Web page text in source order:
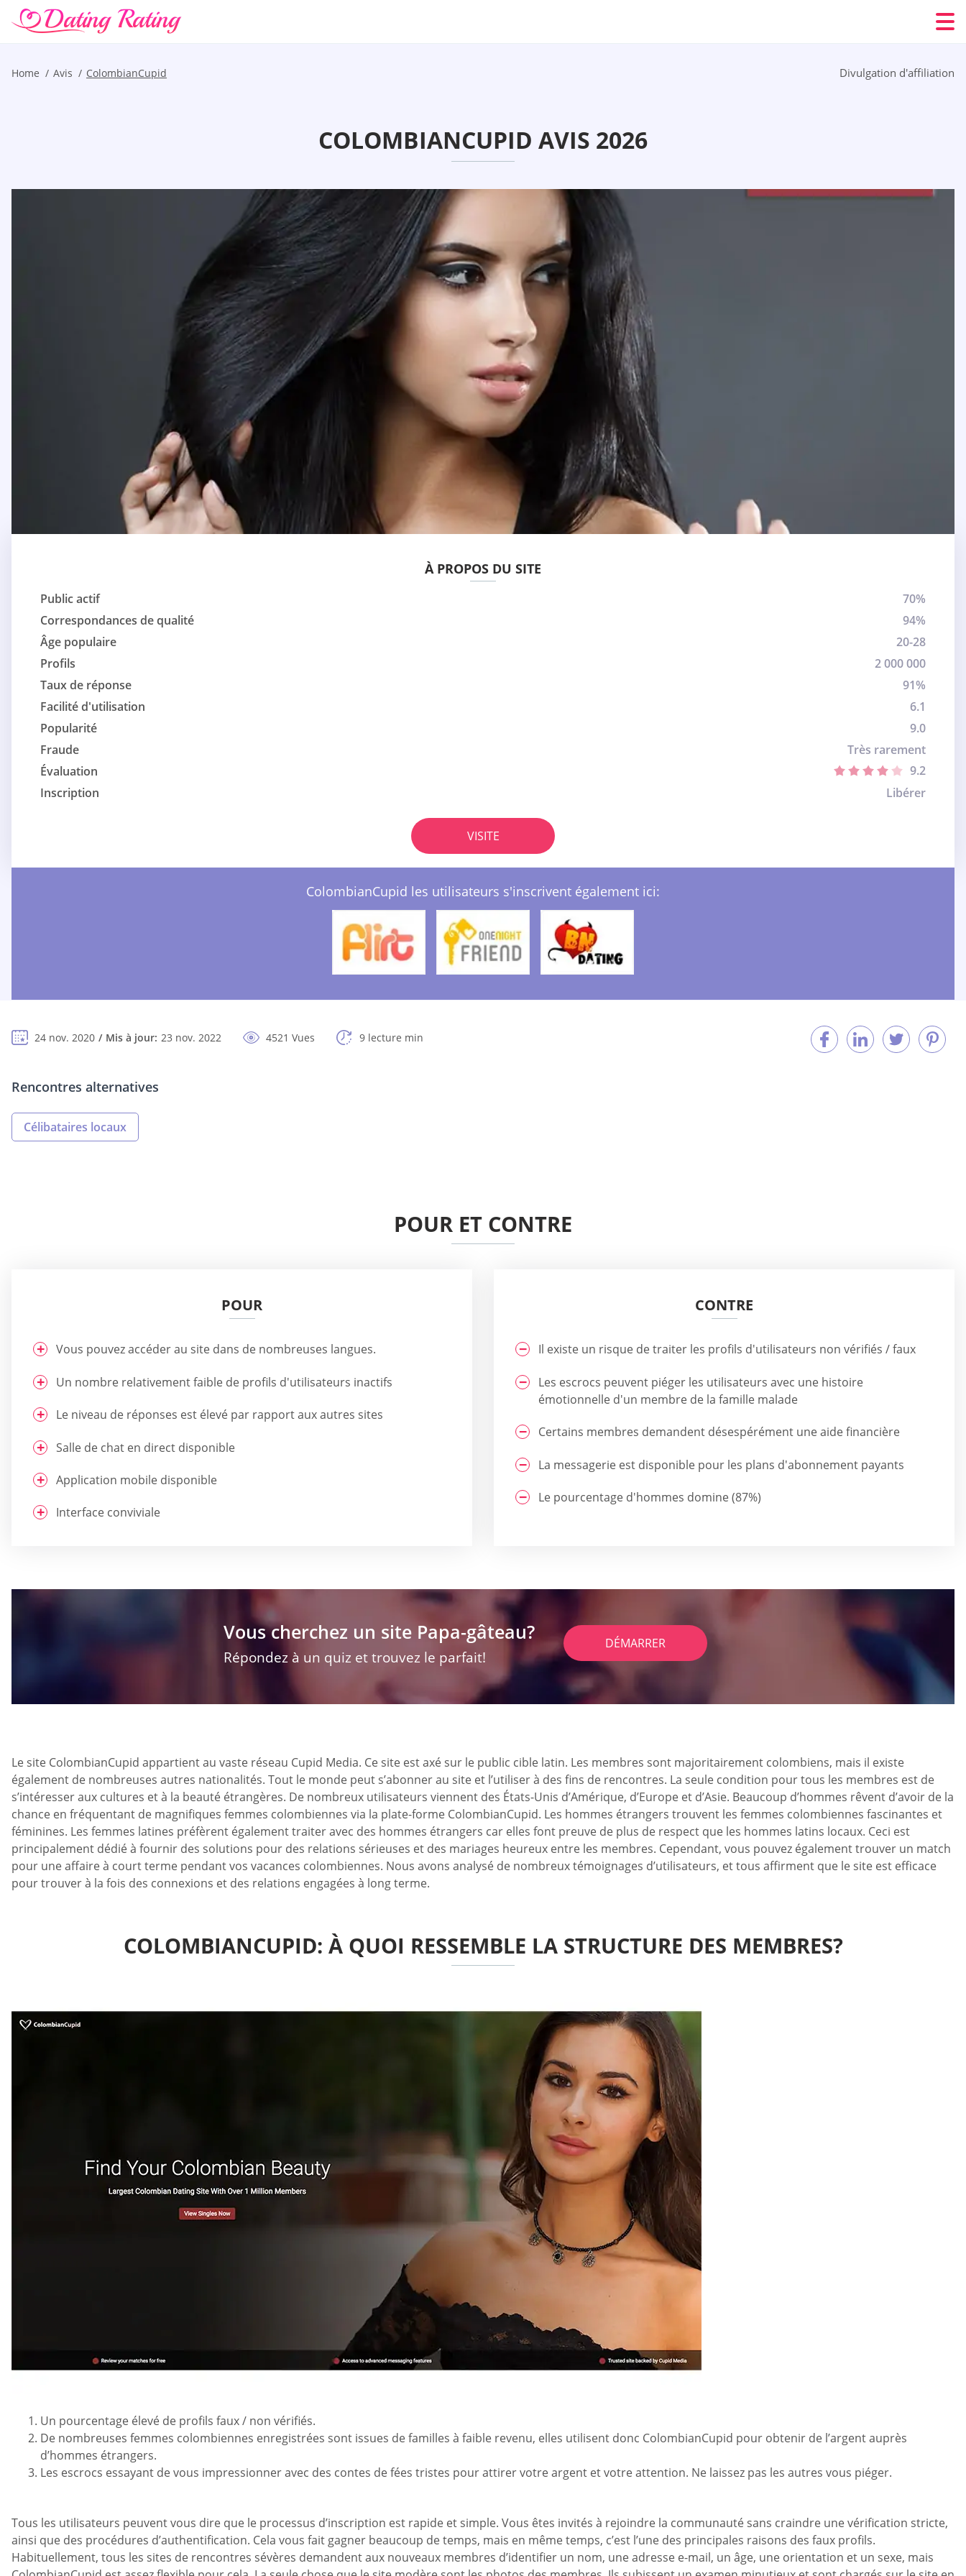
Home Avis ColombianCupid Divulgation d'affiliation
COLOMBIANCUPID AVIS 2026
À PROPOS DU SITE
Public actif
70%
Correspondances de qualité
94%
Âge populaire
20-28
Profils
2 000 000
Taux de réponse
91%
Facilité d'utilisation
6.1
Popularité
9.0
Fraude
Très rarement
Évaluation
9.2
Inscription
Libérer
VISITE
ColombianCupid les utilisateurs s'inscrivent également ici:
24 nov. 2020 Mis à jour: 23 nov. 2022 4521 Vues 9 lecture min
Rencontres alternatives
Célibataires locaux
POUR ET CONTRE
POUR
Vous pouvez accéder au site dans de nombreuses langues.
Un nombre relativement faible de profils d'utilisateurs inactifs
Le niveau de réponses est élevé par rapport aux autres sites
Salle de chat en direct disponible
Application mobile disponible
Interface conviviale
CONTRE
Il existe un risque de traiter les profils d'utilisateurs non vérifiés / faux
Les escrocs peuvent piéger les utilisateurs avec une histoire
émotionnelle d'un membre de la famille malade
Certains membres demandent désespérément une aide financière
La messagerie est disponible pour les plans d'abonnement payants
Le pourcentage d'hommes domine (87%)
Vous cherchez un site Papa-gâteau?
Répondez à un quiz et trouvez le parfait!
DÉMARRER
Le site ColombianCupid appartient au vaste réseau Cupid Media. Ce site est axé sur le public cible latin. Les membres sont majoritairement colombiens, mais il existe
également de nombreuses autres nationalités. Tout le monde peut s’abonner au site et l’utiliser à des fins de rencontres. La seule condition pour tous les membres est de
s’intéresser aux cultures et à la beauté étrangères. De nombreux utilisateurs viennent des États-Unis d’Amérique, d’Europe et d’Asie. Beaucoup d’hommes rêvent d’avoir de la
chance en fréquentant de magnifiques femmes colombiennes via la plate-forme ColombianCupid. Les hommes étrangers trouvent les femmes colombiennes fascinantes et
féminines. Les femmes latines préfèrent également traiter avec des hommes étrangers car elles font preuve de plus de respect que les hommes latins locaux. Ceci est
principalement dédié à fournir des solutions pour des relations sérieuses et des mariages heureux entre les membres. Cependant, vous pouvez également trouver un match
pour une affaire à court terme pendant vos vacances colombiennes. Nous avons analysé de nombreux témoignages d’utilisateurs, et tous affirment que le site est efficace
pour trouver à la fois des connexions et des relations engagées à long terme.
COLOMBIANCUPID: À QUOI RESSEMBLE LA STRUCTURE DES MEMBRES?
Un pourcentage élevé de profils faux / non vérifiés.
De nombreuses femmes colombiennes enregistrées sont issues de familles à faible revenu, elles utilisent donc ColombianCupid pour obtenir de l’argent auprès
d’hommes étrangers.
Les escrocs essayant de vous impressionner avec des contes de fées tristes pour attirer votre argent et votre attention. Ne laissez pas les autres vous piéger.
Tous les utilisateurs peuvent vous dire que le processus d’inscription est rapide et simple. Vous êtes invités à rejoindre la communauté sans craindre une vérification stricte,
ainsi que des procédures d’authentification. Cela vous fait gagner beaucoup de temps, mais en même temps, c’est l’une des principales raisons des faux profils.
Habituellement, tous les sites de rencontres sévères demandent aux nouveaux membres d’identifier un nom, une adresse e-mail, un âge, une orientation et un sexe, mais